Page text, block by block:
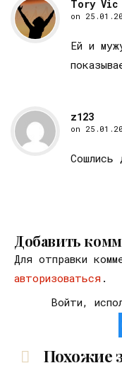
Tory Vic
on
Ей и
z123
on
Сошлись
Добавить
Для отправки
авторизоваться .
Войти,
Похожие